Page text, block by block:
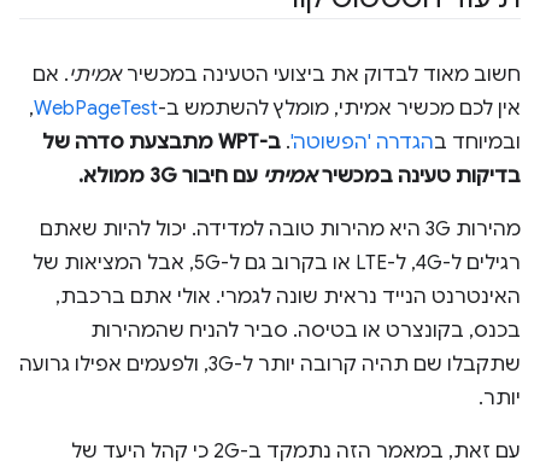
חשוב מאוד לבדוק את ביצועי הטעינה במכשיראמיתי. אם
אין לכם מכשיר אמיתי, מומלץ להשתמש ב-WebPageTest
,
ובמיוחד בהגדרה 'הפשוטה'.
ב-WPT מתבצעת סדרה של
בדיקות טעינה במכשיראמיתי עם חיבור 3G ממולא.
מהירות 3G היא מהירות טובה למדידה. יכול להיות שאתם
רגילים ל-4G, ל-LTE או בקרוב גם ל-5G, אבל המציאות של
האינטרנט הנייד נראית שונה לגמרי. אולי אתם ברכבת,
בכנס, בקונצרט או בטיסה. סביר להניח שהמהירות
שתקבלו שם תהיה קרובה יותר ל-3G, ולפעמים אפילו גרועה
יותר.
עם זאת, במאמר הזה נתמקד ב-2G כי קהל היעד של